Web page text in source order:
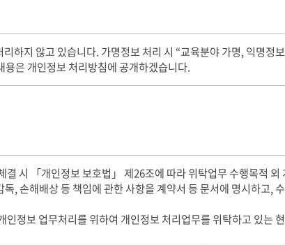
하지 않고 있습니다. 가명정보 처리 시 “교육분야 가명, 익명정
은 개인정보 처리방침에 공개하겠습니다.
시 「개인정보 보호법」 제26조에 따라 위탁업무 수행목적 외
, 손해배상 등 책임에 관한 사항을 계약서 등 문서에 명시하고,
정보 업무처리를 위하여 개인정보 처리업무를 위탁하고 있는